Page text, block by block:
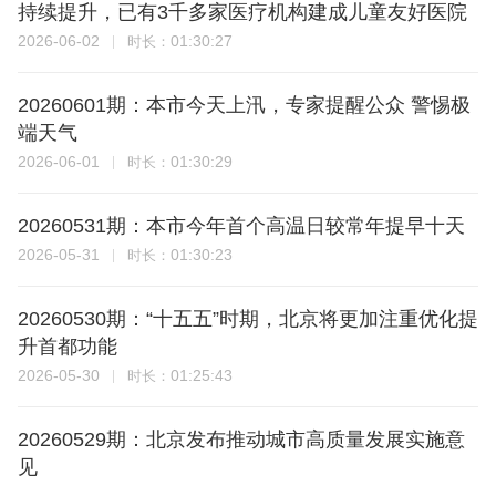
持续提升，已有3千多家医疗机构建成儿童友好医院
2026-06-02 时长： 01:30:27
20260601期：本市今天上汛，专家提醒公众 警惕极
端天气
2026-06-01 时长： 01:30:29
20260531期：本市今年首个高温日较常年提早十天
2026-05-31 时长： 01:30:23
20260530期：“十五五”时期，北京将更加注重优化提
升首都功能
2026-05-30 时长： 01:25:43
20260529期：北京发布推动城市高质量发展实施意
见